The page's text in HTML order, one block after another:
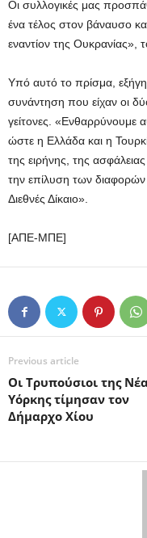
Οι συλλογικές μας
ένα τέλος στον βάναυσο
εναντίον της Ουκρανίας»,
Υπό αυτό το πρίσμα,
συνάντηση που είχαν οι
γείτονες. «Ενθαρρύνουμε
ώστε η Ελλάδα και η
της ειρήνης, της
την επίλυση των
Διεθνές Δίκαιο».
[ΑΠΕ-ΜΠΕ]
Previous article
Οι Τρυπούσιοι της
Υόρκης τίμησαν τον
Δήμαρχο Χίου